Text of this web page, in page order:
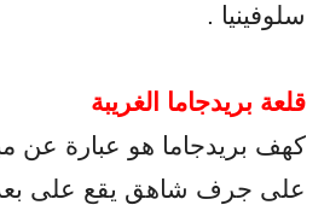
سلوفينيا .
قلعة بريدجاما الغريبة
كهف بريدجاما هو عبارة عن